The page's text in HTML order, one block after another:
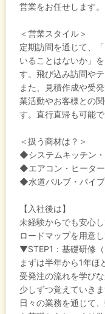
営業をお任せします。
＜営業スタイル＞
定期訪問を通じて、
いることはないか」
す。飛び込み訪問や
また、見積作成や受
業活動やお客様との
す。直行直帰も可能
＜扱う商材は？＞
◆システムキッチン
◆エアコン・ヒータ
◆水道バルブ・パイ
【入社後は】
未経験からでも安心
ロードマップを用意し
▼STEP1：基礎研修（
まずは半年から1年
受発注の流れを学び
少しずつ覚えていきま
日々の業務を通じて